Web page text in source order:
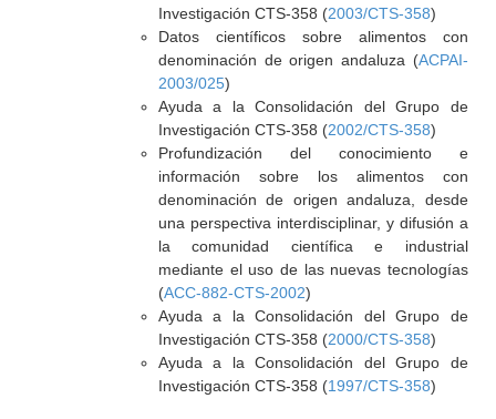
Investigación CTS-358 (2003/CTS-358)
Datos científicos sobre alimentos con
denominación de origen andaluza (ACPAI-
2003/025)
Ayuda a la Consolidación del Grupo de
Investigación CTS-358 (2002/CTS-358)
Profundización del conocimiento e
información sobre los alimentos con
denominación de origen andaluza, desde
una perspectiva interdisciplinar, y difusión a
la comunidad científica e industrial
mediante el uso de las nuevas tecnologías
(ACC-882-CTS-2002)
Ayuda a la Consolidación del Grupo de
Investigación CTS-358 (2000/CTS-358)
Ayuda a la Consolidación del Grupo de
Investigación CTS-358 (1997/CTS-358)